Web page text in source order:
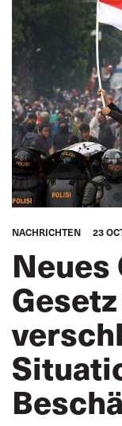
NACHRICHTEN 23
Neues